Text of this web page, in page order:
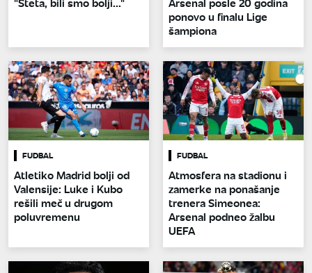
ponovo u finalu Lige
šampiona
FUDBAL
Atletiko Madrid bolji od
Valensije: Luke i Kubo
rešili meč u drugom
poluvremenu
FUDBAL
Atmosfera na stadionu i
zamerke na ponašanje
trenera Simeonea:
Arsenal podneo žalbu
UEFA